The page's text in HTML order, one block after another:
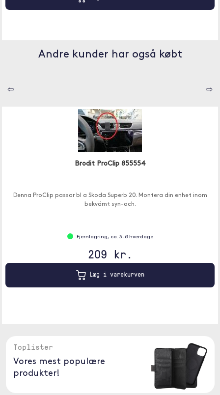
Andre kunder har også købt
⇦ ⇨
Brodit ProClip 855554
Denna ProClip passar bl a Skoda Superb 20. Montera din enhet inom
bekvämt syn-och.
Fjernlagring, ca. 3-8 hverdage
209 kr.
Læg i varekurven
Toplister
Vores mest populære
produkter!